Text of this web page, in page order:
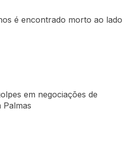
é encontrado morto ao lado
em negociações de
Palmas